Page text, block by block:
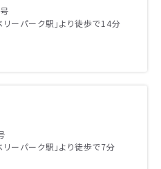
ーパーク駅」より徒歩で14分
ーパーク駅」より徒歩で7分